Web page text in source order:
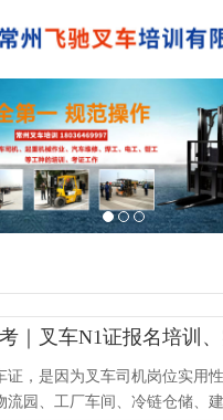
｜叉车N1证报名培训
证，是因为叉车司机岗位实用
流园、工厂车间、冷链仓储、建